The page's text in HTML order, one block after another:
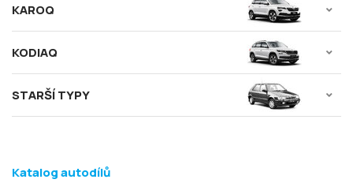
KAROQ
KODIAQ
STARŠÍ TYPY
Katalog autodílů